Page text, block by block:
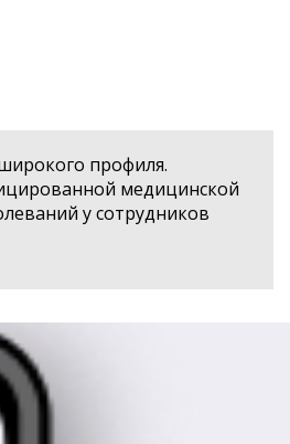
профиля.
медицинской
у сотрудников